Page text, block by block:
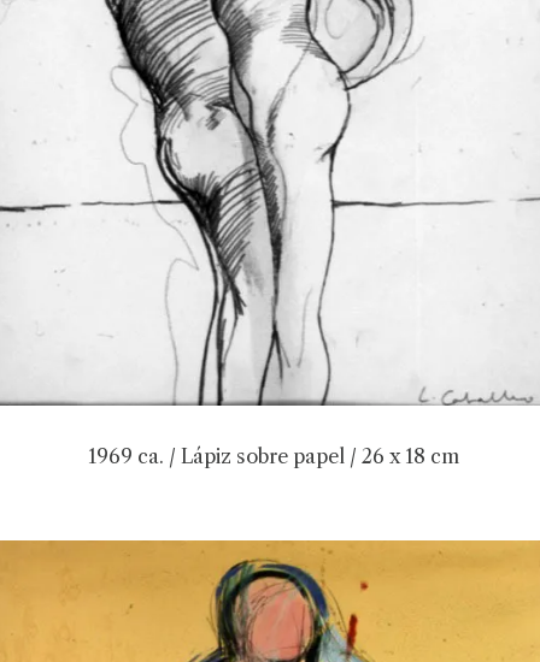
1969 ca. / Lápiz sobre papel / 26 x 18 cm